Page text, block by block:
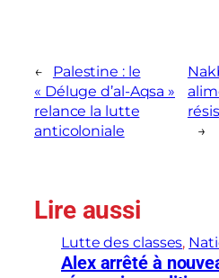
←
Palestine : le
« Déluge d’al-Aqsa »
relance la lutte
anticoloniale
→
Lire aussi
Lutte des classes,
Alex arrêté à